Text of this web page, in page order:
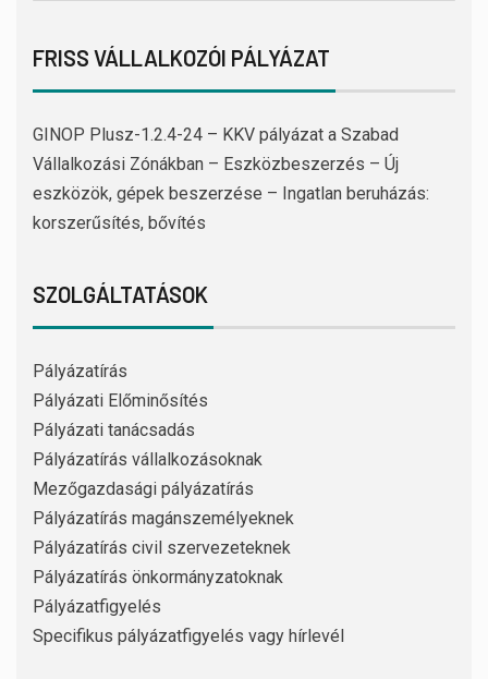
FRISS VÁLLALKOZÓI PÁLYÁZAT
GINOP Plusz-1.2.4-24 – KKV pályázat a Szabad
Vállalkozási Zónákban – Eszközbeszerzés – Új
eszközök, gépek beszerzése – Ingatlan beruházás:
korszerűsítés, bővítés
SZOLGÁLTATÁSOK
Pályázatírás
Pályázati Előminősítés
Pályázati tanácsadás
Pályázatírás vállalkozásoknak
Mezőgazdasági pályázatírás
Pályázatírás magánszemélyeknek
Pályázatírás civil szervezeteknek
Pályázatírás önkormányzatoknak
Pályázatfigyelés
Specifikus pályázatfigyelés vagy hírlevél